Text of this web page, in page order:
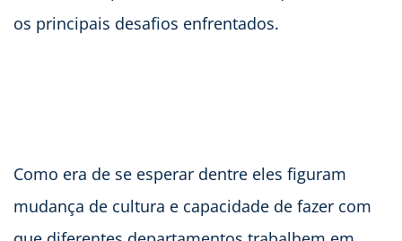
os principais desafios enfrentados.
Como era de se esperar dentre eles figuram
mudança de cultura e capacidade de fazer com